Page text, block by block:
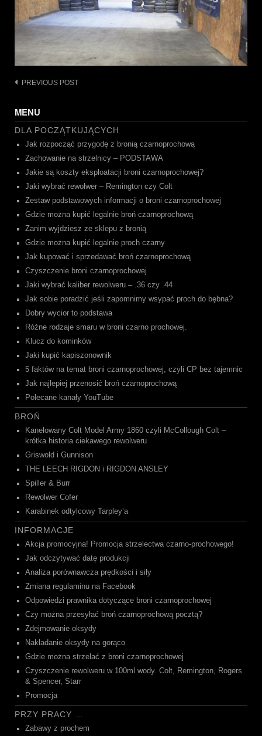
Post
PREVIOUS POST
MENU
DLA POCZĄTKUJĄCYCH
Jak rozpocząć przygodę z bronią czarnoprochową
Zachowanie na strzelnicy – PODSTAWA
Jakie są koszty eksploatacji broni czarnoprochowej?
Jaki wybrać rewolwer – Remington czy Colt
Zestaw podstawowych informacji o broni czarnoprochowej
Gdzie można kupić legalnie broń czarnoprochową
Zanim wyjdziesz ze sklepu z bronią
Gdzie można kupić legalnie proch czarny
Jak kupować i sprzedawać broń czarnoprochową
Czyszczenie broni czarnoprochowej
Jaki wybrać kaliber rewolweru – .36 czy .44
Jak sobie poradzić jeśli zapomnimy wsypać proch do bębna?
Dobry wycior to podstawa
Różne rodzaje smaru w broni czarno prochowej.
Klucz do kominków
Jaki kupić kapiszonownik
5 faktów na temat broni czarnoprochowej, czyli CP bez tajemnic
Jak najlepiej przenosić broń czarnoprochową
Polecane kanały YouTube
BROŃ
Kanelowany Colt Model Army 1860 czyli McCollough Colt –
krótka historia ciekawego rewolweru
Griswold i Gunnison
THE LEECH RIGDON i RIGDON ANSLEY
Spiller & Burr
Rewolwer Cofer
Karabinek odtylcowy Tarpley’a
INFORMACJE
Akcja promocyjna! Promocja strzelectwa czarno-prochowego!
Jak odczytywać datę produkcji
Analiza porównawcza prędkości i siły
Zmiana regulaminu na Facebook
Odpowiedzi prawnika dotyczące broni czarnoprochowej
Czy można przesyłać broń czarnoprochową pocztą?
Zdejmowanie oksydy
Nakładanie oksydy na gorąco
Gdzie można strzelać z broni czarnoprochowej
Czyszczenie rewolweru w 100ml wody. Colt, Remington, Rogers
& Spencer, Starr
Promocja
PRZY PRACY …
Zabawy z prochem